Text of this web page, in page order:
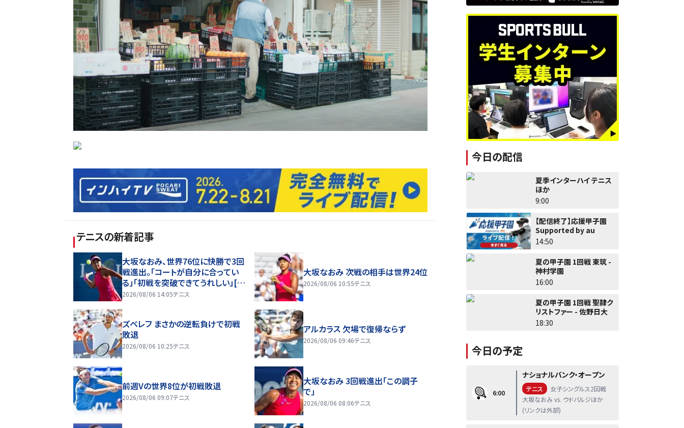
テニスの新着記事
大坂なおみ、世界76位に快勝で3回
戦進出。「コートが自分に合ってい
る」「初戦を突破できてうれしい」[ナ
ショナル・バンク・オープン]
2026/08/06 14:05テニス
大坂なおみ 次戦の相手は世界24位
2026/08/06 10:55テニス
ズベレフ まさかの逆転負けで初戦
敗退
2026/08/06 10:25テニス
アルカラス 欠場で復帰ならず
2026/08/06 09:46テニス
前週Vの世界8位が初戦敗退
2026/08/06 09:07テニス
大坂なおみ 3回戦進出「この調子
で」
2026/08/06 08:06テニス
今日の配信
夏季インターハイ テニス
ほか
9:00
【配信終了】応援甲子園
Supported by au
14:50
夏の甲子園 1回戦 東筑 -
神村学園
16:00
夏の甲子園 1回戦 聖隷ク
リストファー - 佐野日大
18:30
今日の予定
6:00
ナショナルバンク・オープン
テニス
女子シングルス2回戦
大坂なおみ vs. ウドバルジほか
(リンクは外部)